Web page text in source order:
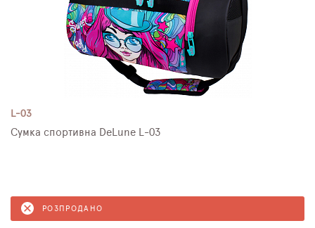
L-03
Сумка спортивна DeLune L-03
РОЗПРОДАНО